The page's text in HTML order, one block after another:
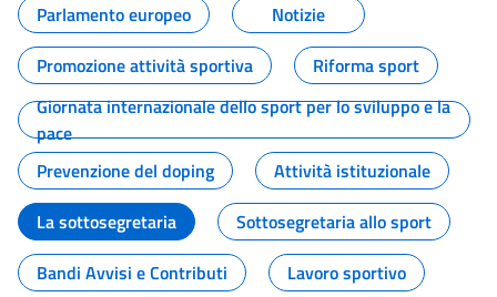
Parlamento europeo
Notizie
Promozione attività sportiva
Riforma sport
Giornata internazionale dello sport per lo sviluppo e la
pace
Prevenzione del doping
Attività istituzionale
La sottosegretaria
Sottosegretaria allo sport
Bandi Avvisi e Contributi
Lavoro sportivo